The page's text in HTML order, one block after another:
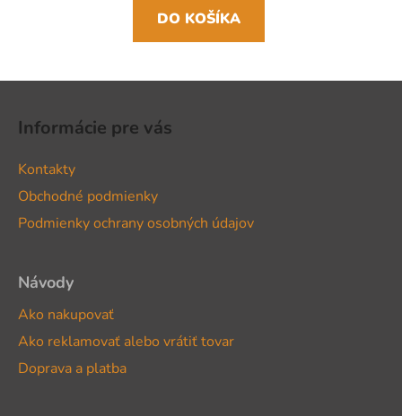
DO KOŠÍKA
Informácie pre vás
Kontakty
Obchodné podmienky
Podmienky ochrany osobných údajov
Návody
Ako nakupovať
Ako reklamovať alebo vrátiť tovar
Doprava a platba